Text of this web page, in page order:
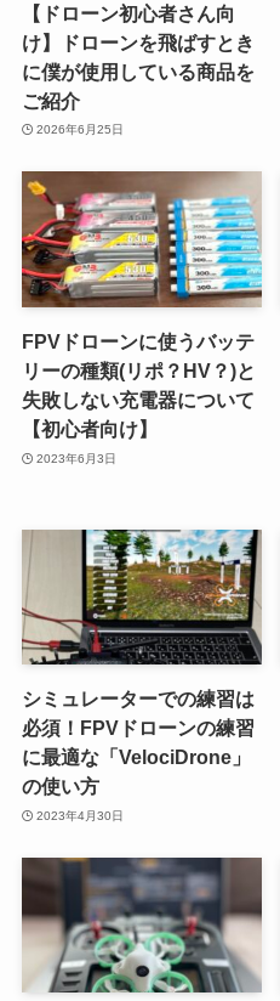
【ドローン初心者さん向
け】ドローンを飛ばすとき
に僕が使用している商品を
ご紹介
2026年6月25日
FPVドローンに使うバッテ
リーの種類(リポ？HV？)と
失敗しない充電器について
【初心者向け】
2023年6月3日
シミュレーターでの練習は
必須！FPVドローンの練習
に最適な「VelociDrone」
の使い方
2023年4月30日